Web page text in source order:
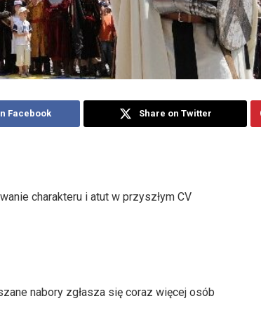
Facebook Share on Twitter
charakteru i atut w przyszłym CV
nabory zgłasza się coraz więcej osób